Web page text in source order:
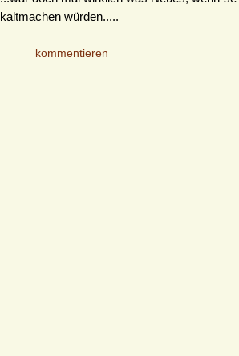
kaltmachen würden.....
kommentieren